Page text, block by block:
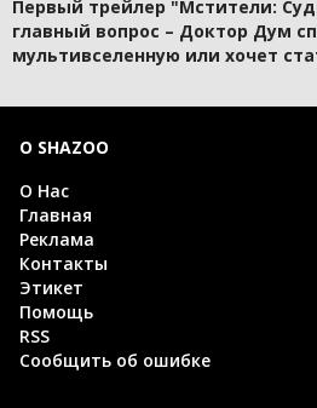
Первый трейлер "Мстители:
главный вопрос – Доктор Дум
мультивселенную или хочет
О SHAZOO
О Нас
Главная
Реклама
Контакты
Этикет
Помощь
RSS
Сообщить об ошибке